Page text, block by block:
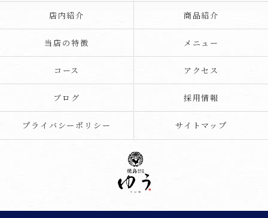
店内紹介 商品紹介
当店の特徴 メニュー
コース アクセス
ブログ 採用情報
プライバシーポリシー サイトマップ